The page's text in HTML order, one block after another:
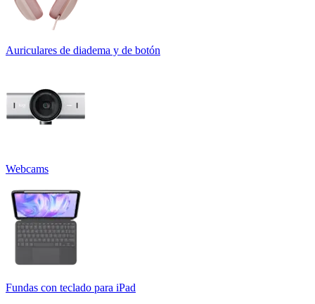
Auriculares de diadema y de botón
Webcams
Fundas con teclado para iPad